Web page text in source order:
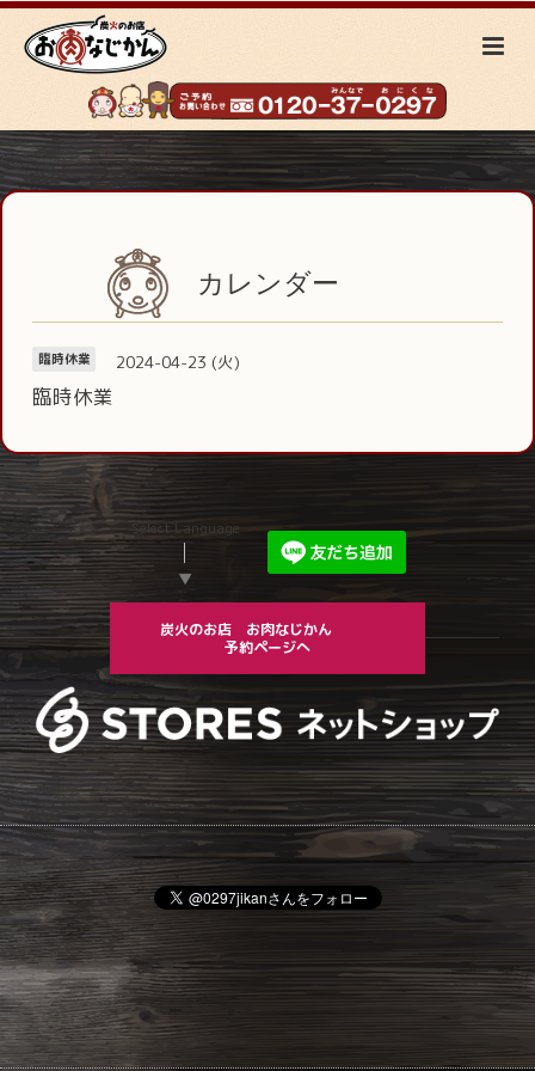
カレンダー
臨時休業 2024-04-23 (火)
臨時休業
Select Language
▼
炭火のお店 お肉なじかん
予約ページへ